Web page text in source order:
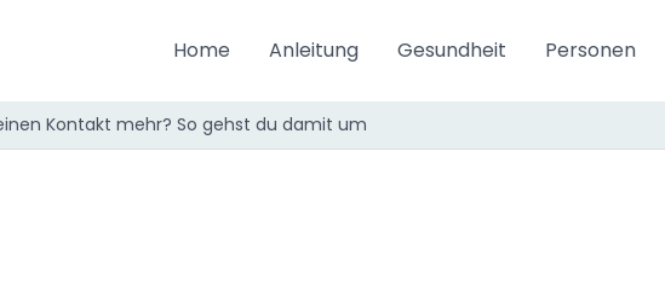
Home Anleitung Gesundheit Personen
Kontakt mehr? So gehst du damit um